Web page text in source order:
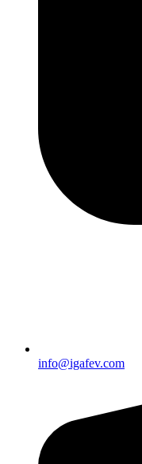
info@igafev.com